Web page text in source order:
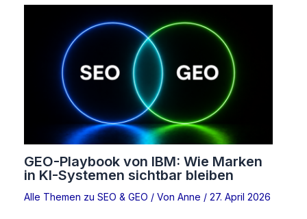
GEO-Playbook von IBM: Wie Marken
in KI-Systemen sichtbar bleiben
Alle Themen zu SEO & GEO / Von Anne / 27. April 2026